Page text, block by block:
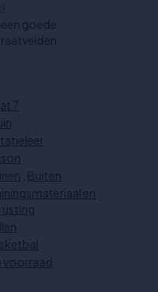
goede
7
Buiten
en
voorraad